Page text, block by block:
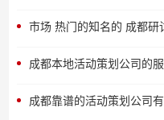
市场 热门的知名的 成都研
成都本地活动策划公司的服务
成都靠谱的活动策划公司